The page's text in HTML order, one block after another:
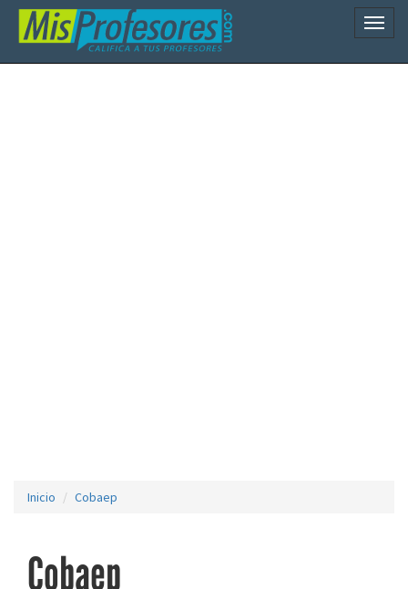
Inicio Cobaep
Cobaep